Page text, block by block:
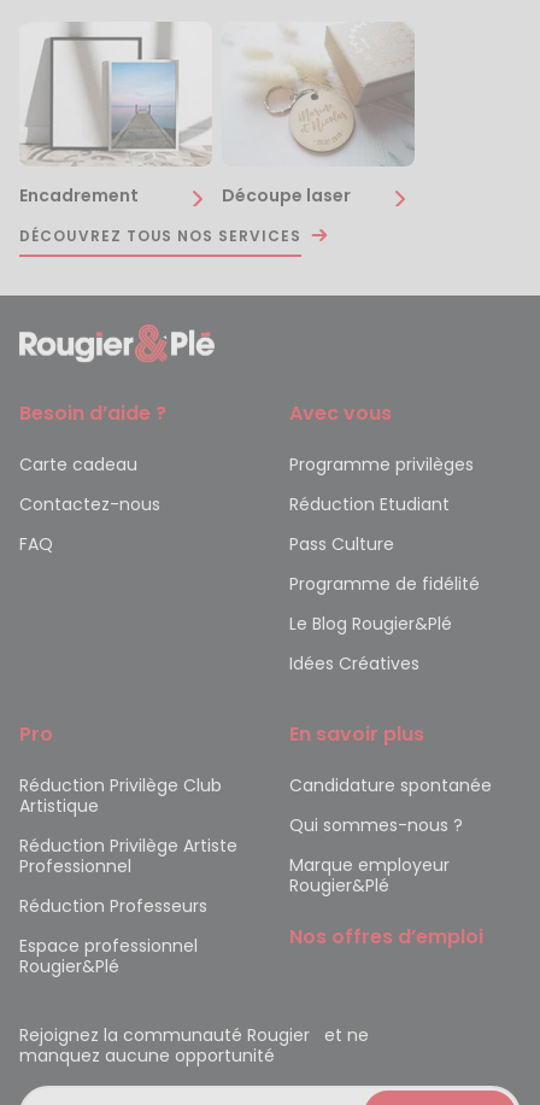
Encadrement Découpe laser
DÉCOUVREZ TOUS NOS SERVICES
Besoin d’aide ?
Carte cadeau
Contactez-nous
FAQ
Avec vous
Programme privilèges
Réduction Etudiant
Pass Culture
Programme de fidélité
Le Blog Rougier&Plé
Idées Créatives
Pro
Réduction Privilège Club
Artistique
Réduction Privilège Artiste
Professionnel
Réduction Professeurs
Espace professionnel
Rougier&Plé
En savoir plus
Candidature spontanée
Qui sommes-nous ?
Marque employeur
Rougier&Plé
Nos offres d’emploi
Rejoignez la communauté Rougier et ne
manquez aucune opportunité